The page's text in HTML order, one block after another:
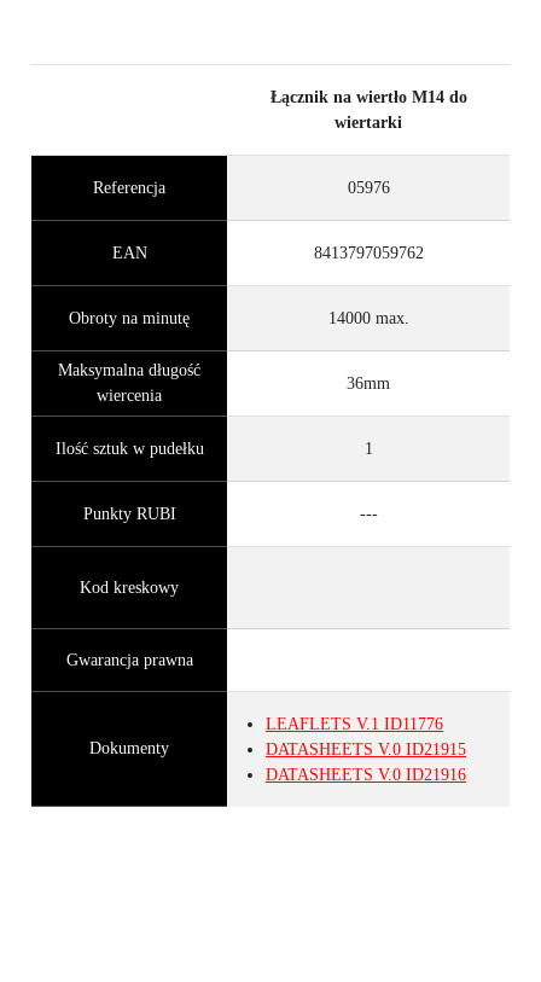
Łącznik na wiertło M14 do
wiertarki
Referencja 05976
EAN 8413797059762
Obroty na minutę 14000 max.
Maksymalna długość
wiercenia
36mm
Ilość sztuk w pudełku 1
Punkty RUBI ---
Kod kreskowy
Gwarancja prawna
Dokumenty
LEAFLETS V.1 ID11776
DATASHEETS V.0 ID21915
DATASHEETS V.0 ID21916